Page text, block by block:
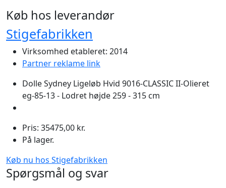
Køb hos leverandør
Stigefabrikken
Virksomhed etableret: 2014
Partner reklame link
Dolle Sydney Ligeløb Hvid 9016-CLASSIC II-Olieret
eg-85-13 - Lodret højde 259 - 315 cm
Pris: 35475,00 kr.
På lager.
Køb nu hos Stigefabrikken
Spørgsmål og svar